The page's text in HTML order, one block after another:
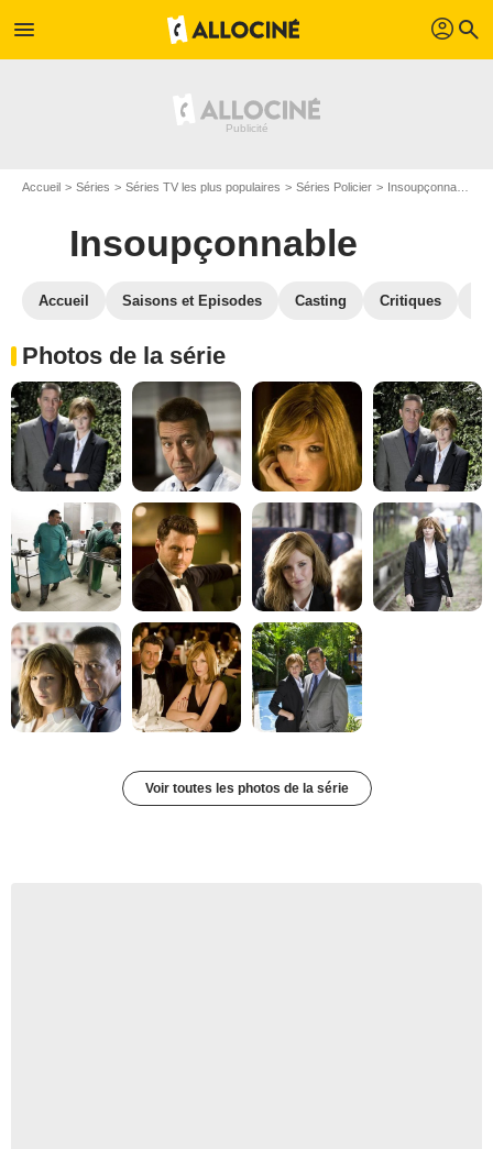
menu profil search
Accueil Séries Séries TV les plus populaires Séries Policier Insoupçonnable
Insoupçonnable
Accueil Saisons et Episodes Casting Critiques
Photos de la série
Voir toutes les photos de la série